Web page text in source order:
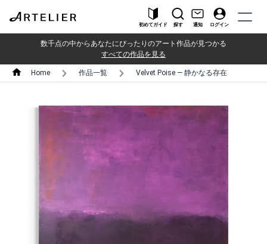
初めてガイド 探す 通知 ログイン
数千点の中からあなたにぴったりのアート作品が見つかる
すべての作品を見る
Home 作品一覧 Velvet Poise — 静かなる存在